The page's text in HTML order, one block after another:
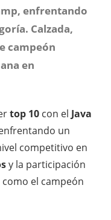
enfrentando
Calzada,
campeón
en
top 10 con el Java
un
competitivo en
y la participación
el campeón